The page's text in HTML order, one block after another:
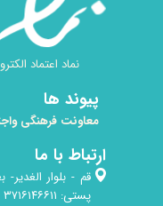
نماد اعتماد
پیوند ها
معاونت فرهنگی
ارتباط با ما
قم - بلوار
پستی: ۳۷۱۶۱۴۶۶۱۱